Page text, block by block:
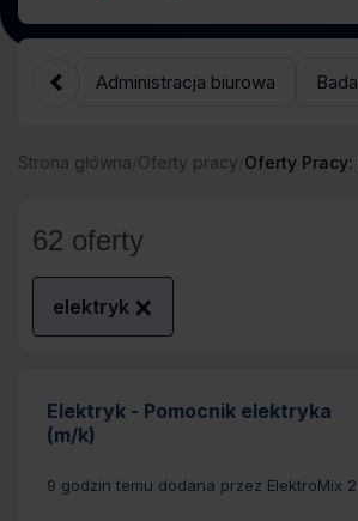
Administracja biurowa
Strona główna Oferty pracy Oferty Pracy:
62 oferty
elektryk
Elektryk - Pomocnik elektryka
(m/k)
9 godzin temu dodana przez ElektroMix 2